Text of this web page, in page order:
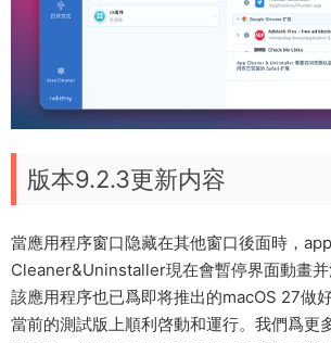
版本9.2.3更新内容
當應用程序窗口隐藏在其他窗口後面時，app
Cleaner&Uninstaller現在會暫停界面動畫并
該應用程序也已爲即将推出的macOS 27做
當前的測試版上順利啓動和運行。我們爲更